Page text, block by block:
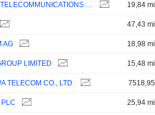
EMIRATES TELECOMMUNICATIONS GROUP COMPANY 19,84
47,43
AG 18,98
LIMITED 15,48
TELECOM CO., LTD. 7518,95
PLC 25,94